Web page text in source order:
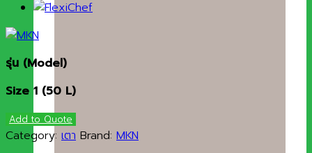
รุ่น (Model)
Size 1 (50 L)
Add to Quote
Category: เตา Brand: MKN